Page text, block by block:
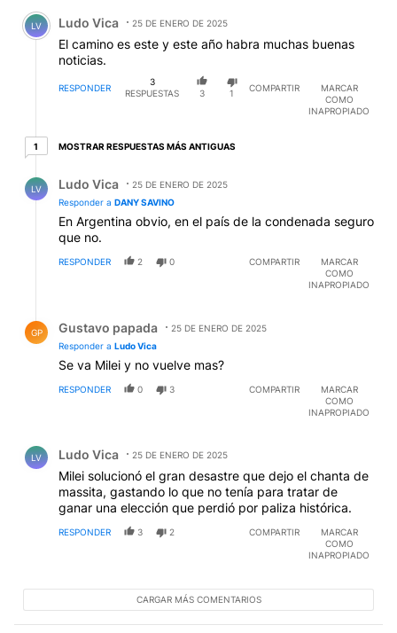
Comentario de Ludo Vica.
LV Ludo Vica 25 DE ENERO DE 2025
El camino es este y este año habra muchas buenas
noticias.
RESPONDER
3
RESPUESTAS
3 1
COMPARTIR
MARCAR
COMO
INAPROPIADO
11 respuesta más antiguas
MOSTRAR RESPUESTAS MÁS ANTIGUAS
LV Ludo Vica
25 DE ENERO DE 2025
Responder a DANY SAVINO
En Argentina obvio, en el país de la condenada seguro
que no.
RESPONDER 2 0 COMPARTIR
MARCAR
COMO
INAPROPIADO
GP Gustavo papada
25 DE ENERO DE 2025
Responder a Ludo Vica
Se va Milei y no vuelve mas?
RESPONDER 0 3 COMPARTIR
MARCAR
COMO
INAPROPIADO
LV Ludo Vica 25 DE ENERO DE 2025
Milei solucionó el gran desastre que dejo el chanta de
massita, gastando lo que no tenía para tratar de
ganar una elección que perdió por paliza histórica.
RESPONDER 3 2 COMPARTIR
MARCAR
COMO
INAPROPIADO
CARGAR MÁS COMENTARIOS